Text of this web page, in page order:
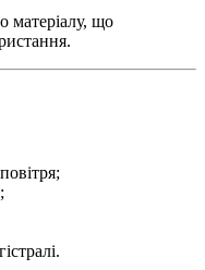
матеріалу, що